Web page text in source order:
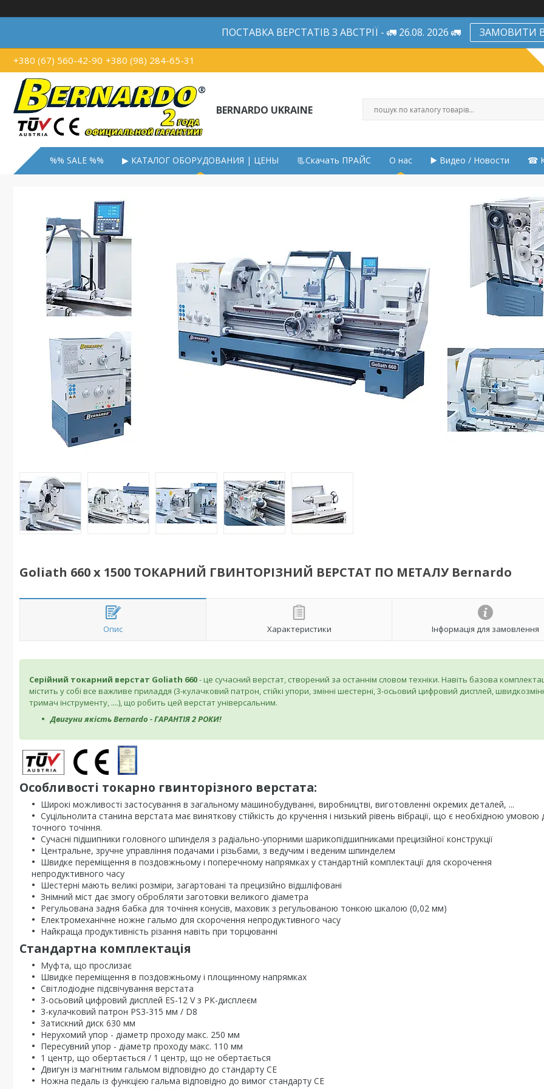
ПОСТАВКА ВЕРСТАТІВ З АВСТРІЇ - 🚛 26.08. 2026 🚛 ЗАМОВИТИ
+380 (67) 560-42-90 +380 (98) 284-65-31
BERNARDO UKRAINE
%% SALE %% ▶ КАТАЛОГ ОБОРУДОВАНИЯ | ЦЕНЫ 📃Скачать ПРАЙС О нас ▶️ Видео / Новости ☎
Goliath 660 x 1500 ТОКАРНИЙ ГВИНТОРІЗНИЙ ВЕРСТАТ ПО МЕТАЛУ Bernardo
Опис Характеристики Інформація для замовлення
Серійний токарний верстат Goliath 660- це сучасний верстат, створений за останнім словом техніки. Навіть базова
містить у собі все важливе приладдя (3-кулачковий патрон, стійкі упори, змінні шестерні, 3-осьовий цифровий дисплей,
тримач інструменту, ....), що робить цей верстат універсальним.
Двигуни якість Bernardo - ГАРАНТІЯ 2 РОКИ!
Особливості токарно гвинторізного верстата:
Широкі можливості застосування в загальному машинобудуванні, виробництві, виготовленні окремих деталей, ...
Суцільнолита станина верстата має виняткову стійкість до кручення і низький рівень вібрації, що є необхідною умовою
точного точіння.
Сучасні підшипники головного шпинделя з радіально-упорними шарикопідшипниками прецизійної конструкції
Центральне, зручне управління подачами і різьбами, з ведучим і веденим шпинделем
Швидке переміщення в поздовжньому і поперечному напрямках у стандартній комплектації для скорочення
непродуктивного часу
Шестерні мають великі розміри, загартовані та прецизійно відшліфовані
Знімний міст дає змогу обробляти заготовки великого діаметра
Регульована задня бабка для точіння конусів, маховик з регульованою тонкою шкалою (0,02 мм)
Електромеханічне ножне гальмо для скорочення непродуктивного часу
Найкраща продуктивність різання навіть при торцюванні
Стандартна комплектація
Муфта, що прослизає
Швидке переміщення в поздовжньому і площинному напрямках
Світлодіодне підсвічування верстата
3-осьовий цифровий дисплей ES-12 V з РК-дисплеєм
3-кулачковий патрон PS3-315 мм / D8
Затискний диск 630 мм
Нерухомий упор - діаметр проходу макс. 250 мм
Пересувний упор - діаметр проходу макс. 110 мм
1 центр, що обертається / 1 центр, що не обертається
Двигун із магнітним гальмом відповідно до стандарту CE
Ножна педаль із функцією гальма відповідно до вимог стандарту CE